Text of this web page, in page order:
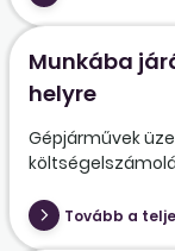
Munkába
helyre
Gépjárművek
Tovább a